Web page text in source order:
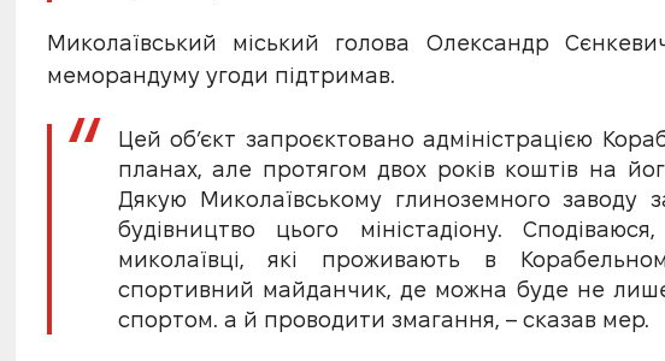
Миколаївський міський голова Олександр
меморандуму угоди підтримав.
Цей об’єкт запроєктовано адміністрацією
планах, але протягом двох років коштів на
Дякую Миколаївському глиноземного заводу
будівництво цього міністадіону.
миколаївці, які проживають в
спортивний майданчик, де можна буде не
спортом. а й проводити змагання, – сказав мер.